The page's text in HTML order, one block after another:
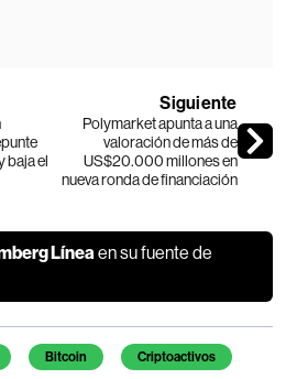
baja el
Siguiente
Polymarket apunta a una
valoración de más de
US$20.000 millones en
nueva ronda de financiación
Línea en su fuente de
Bitcoin Criptoactivos